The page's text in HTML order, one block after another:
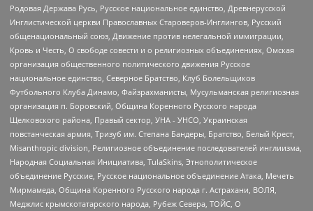
Родовая Держава Русь, Русское национальное единство, Древнерусской
Инглистической церкви Православных Староверов-Инглингов, Русский
общенациональный союз, Движение против нелегальной иммиграции,
Кровь и Честь, О свободе совести и о религиозных объединениях, Омская
организация общественного политического движения Русское
национальное единство, Северное Братство, Клуб Болельщиков
Футбольного Клуба Динамо, Файзрахманисты, Мусульманская религиозная
организация п. Боровский, Община Коренного Русского народа
Щелковского района, Правый сектор, УНА - УНСО, Украинская
повстанческая армия, Тризуб им. Степана Бандеры, Братство, Белый Крест,
Misanthropic division, Религиозное объединение последователей инглиизма,
Народная Социальная Инициатива, TulaSkins, Этнополитическое
объединение Русские, Русское национальное объединение Атака, Мечеть
Мирмамеда, Община Коренного Русского народа г. Астрахани, ВОЛЯ,
Меджлис крымскотатарского народа, Рубеж Севера, ТОЙС, О